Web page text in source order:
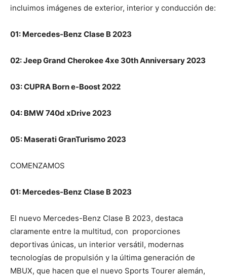
incluimos imágenes de exterior, interior y conducción de:
01: Mercedes-Benz Clase B 2023
02: Jeep Grand Cherokee 4xe 30th Anniversary 2023
03: CUPRA Born e-Boost 2022
04: BMW 740d xDrive 2023
05: Maserati GranTurismo 2023
COMENZAMOS
01: Mercedes-Benz Clase B 2023
El nuevo Mercedes-Benz Clase B 2023, destaca
claramente entre la multitud, con proporciones
deportivas únicas, un interior versátil, modernas
tecnologías de propulsión y la última generación de
MBUX, que hacen que el nuevo Sports Tourer alemán,